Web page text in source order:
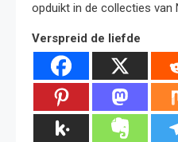
opduikt in de collecties van
Verspreid de liefde